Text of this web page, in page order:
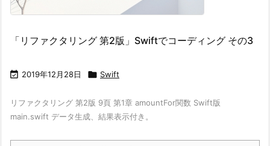
「リファクタリング 第2版」Swiftでコーディング その3
 2019年12月28日  Swift
リファクタリング 第2版 9頁 第1章 amountFor関数 Swift版
main.swift データ生成、結果表示付き。